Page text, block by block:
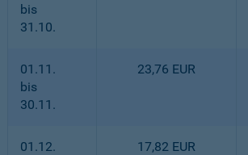
bis
31.10.
01.11.
bis
30.11.
23,76 EUR
01.12.
17,82 EUR